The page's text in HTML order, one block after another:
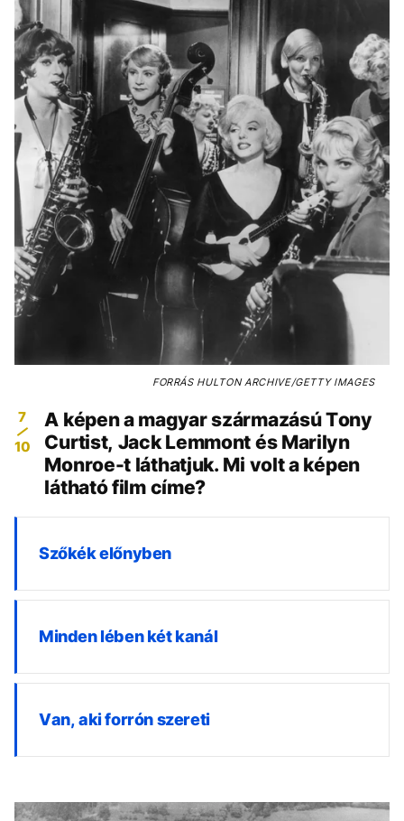
FORRÁSHULTON ARCHIVE/GETTY IMAGES
7
10
A képen a magyar származású Tony
Curtist, Jack Lemmont és Marilyn
Monroe-t láthatjuk. Mi volt a képen
látható film címe?
Szőkék előnyben
Minden lében két kanál
Van, aki forrón szereti